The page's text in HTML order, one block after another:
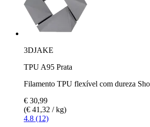
3DJAKE
TPU A95 Prata
Filamento TPU flexível com dureza
€ 30,99
(€ 41,32 / kg)
4.8 (12)